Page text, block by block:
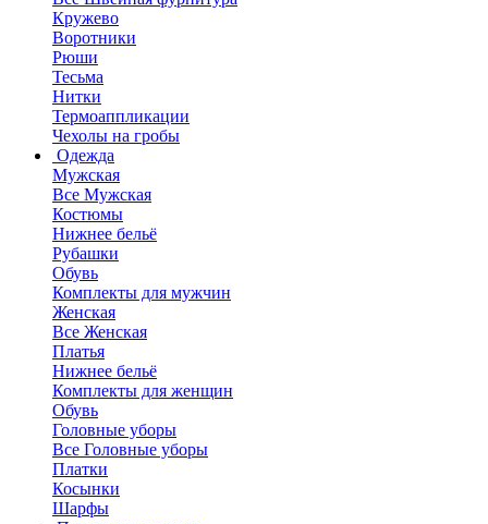
Кружево
Воротники
Рюши
Тесьма
Нитки
Термоаппликации
Чехолы на гробы
Одежда
Мужская
Все Мужская
Костюмы
Нижнее бельё
Рубашки
Обувь
Комплекты для мужчин
Женская
Все Женская
Платья
Нижнее бельё
Комплекты для женщин
Обувь
Головные уборы
Все Головные уборы
Платки
Косынки
Шарфы